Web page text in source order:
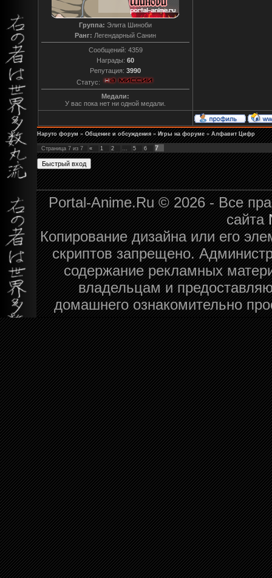
Группа: Элита Шиноби
Ранг: Легендарный Санин
Сообщений: 4359
Награды: 60
Репутация: 3990
Статус:
Медали:
У вас пока нет ни одной медали.
Наруто форум » Общение и обсуждения » Игры на форуме » Алфавит Цифр
Страница 7 из 7 « 1 2 5 6 7
Portal-Anime.Ru © 2026 - Все
сайта
Копирование дизайна или его
скриптов запрещено.
содержание рекламных
владельцам и
домашнего ознакомительно